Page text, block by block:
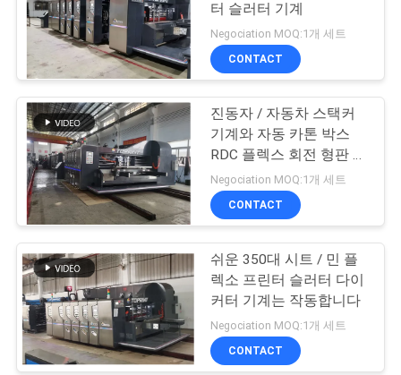
관
락
주
세
요
flexo 인쇄 슬롯 머신
14
판지 만들기 기계
12
터 슬러터 기계
Negociation MOQ:1개 세트
CONTACT
진동자 / 자동차 스택커
기계와 자동 카톤 박스
RDC 플렉스 회전 형판 커
터
Negociation MOQ:1개 세트
CONTACT
쉬운 350대 시트 / 민 플
렉소 프린터 슬러터 다이
커터 기계는 작동합니다
Negociation MOQ:1개 세트
CONTACT